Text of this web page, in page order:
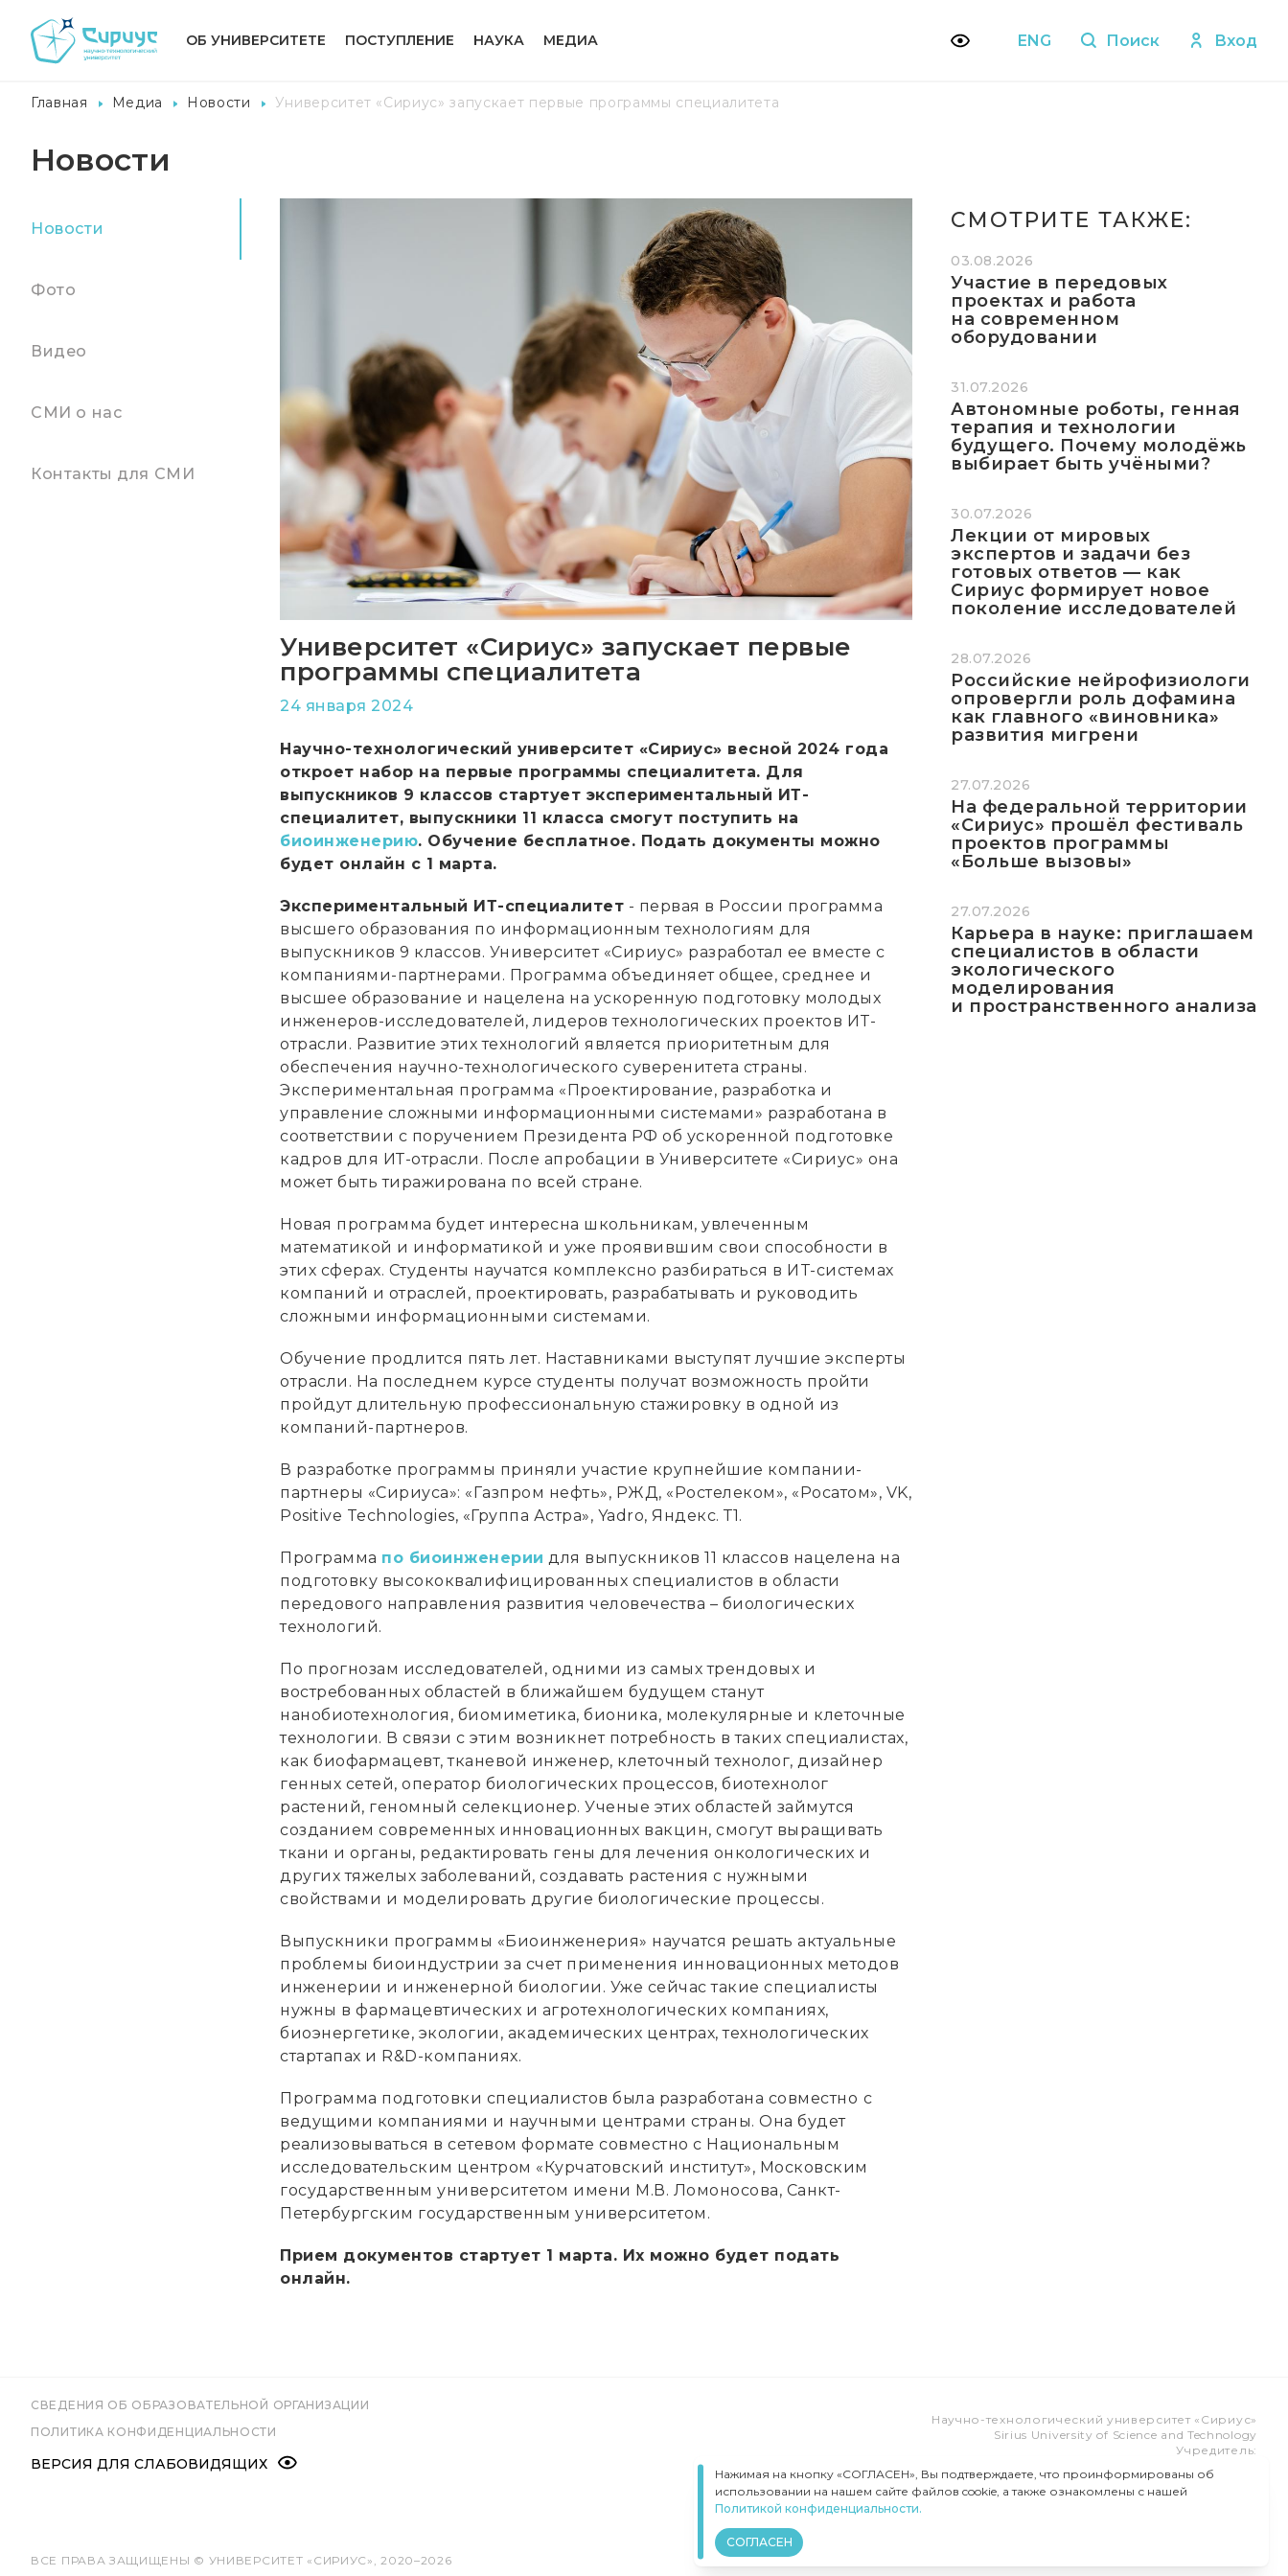
ОБ УНИВЕРСИТЕТЕ ПОСТУПЛЕНИЕ НАУКА МЕДИА ENG Поиск Вход
Главная Медиа Новости Университет «Сириус» запускает первые программы специалитета
Новости
Новости
Фото
Видео
СМИ о нас
Контакты для СМИ
Университет «Сириус» запускает первые
программы специалитета
24 января 2024
Научно-технологический университет «Сириус» весной 2024 года
откроет набор на первые программы специалитета. Для
выпускников 9 классов стартует экспериментальный ИТ-
специалитет, выпускники 11 класса смогут поступить на
биоинженерию. Обучение бесплатное. Подать документы можно
будет онлайн с 1 марта.
Экспериментальный ИТ-специалитет - первая в России программа
высшего образования по информационным технологиям для
выпускников 9 классов. Университет «Сириус» разработал ее вместе с
компаниями-партнерами. Программа объединяет общее, среднее и
высшее образование и нацелена на ускоренную подготовку молодых
инженеров-исследователей, лидеров технологических проектов ИT-
отрасли. Развитие этих технологий является приоритетным для
обеспечения научно-технологического суверенитета страны.
Экспериментальная программа «Проектирование, разработка и
управление сложными информационными системами» разработана в
соответствии с поручением Президента РФ об ускоренной подготовке
кадров для ИТ-отрасли. После апробации в Университете «Сириус» она
может быть тиражирована по всей стране.
Новая программа будет интересна школьникам, увлеченным
математикой и информатикой и уже проявившим свои способности в
этих сферах. Студенты научатся комплексно разбираться в ИT-системах
компаний и отраслей, проектировать, разрабатывать и руководить
сложными информационными системами.
Обучение продлится пять лет. Наставниками выступят лучшие эксперты
отрасли. На последнем курсе студенты получат возможность пройти
пройдут длительную профессиональную стажировку в одной из
компаний-партнеров.
В разработке программы приняли участие крупнейшие компании-
партнеры «Сириуса»: «Газпром нефть», РЖД, «Ростелеком», «Росатом», VK,
Positive Technologies, «Группа Астра», Yadro, Яндекс. Т1.
Программа по биоинженерии для выпускников 11 классов нацелена на
подготовку высококвалифицированных специалистов в области
передового направления развития человечества – биологических
технологий.
По прогнозам исследователей, одними из самых трендовых и
востребованных областей в ближайшем будущем станут
нанобиотехнология, биомиметика, бионика, молекулярные и клеточные
технологии. В связи с этим возникнет потребность в таких специалистах,
как биофармацевт, тканевой инженер, клеточный технолог, дизайнер
генных сетей, оператор биологических процессов, биотехнолог
растений, геномный селекционер. Ученые этих областей займутся
созданием современных инновационных вакцин, смогут выращивать
ткани и органы, редактировать гены для лечения онкологических и
других тяжелых заболеваний, создавать растения с нужными
свойствами и моделировать другие биологические процессы.
Выпускники программы «Биоинженерия» научатся решать актуальные
проблемы биоиндустрии за счет применения инновационных методов
инженерии и инженерной биологии. Уже сейчас такие специалисты
нужны в фармацевтических и агротехнологических компаниях,
биоэнергетике, экологии, академических центрах, технологических
стартапах и R&D-компаниях.
Программа подготовки специалистов была разработана совместно с
ведущими компаниями и научными центрами страны. Она будет
реализовываться в сетевом формате совместно с Национальным
исследовательским центром «Курчатовский институт», Московским
государственным университетом имени М.В. Ломоносова, Санкт-
Петербургским государственным университетом.
Прием документов стартует 1 марта. Их можно будет подать
онлайн.
СМОТРИТЕ ТАКЖЕ:
03.08.2026
Участие в передовых
проектах и работа
на современном
оборудовании
31.07.2026
Автономные роботы, генная
терапия и технологии
будущего. Почему молодёжь
выбирает быть учёными?
30.07.2026
Лекции от мировых
экспертов и задачи без
готовых ответов — как
Сириус формирует новое
поколение исследователей
28.07.2026
Российские нейрофизиологи
опровергли роль дофамина
как главного «виновника»
развития мигрени
27.07.2026
На федеральной территории
«Сириус» прошёл фестиваль
проектов программы
«Больше вызовы»
27.07.2026
Карьера в науке: приглашаем
специалистов в области
экологического
моделирования
и пространственного анализа
СВЕДЕНИЯ ОБ ОБРАЗОВАТЕЛЬНОЙ ОРГАНИЗАЦИИ
ПОЛИТИКА КОНФИДЕНЦИАЛЬНОСТИ
ВЕРСИЯ ДЛЯ СЛАБОВИДЯЩИХ
Научно-технологический университет «Сириус»
Sirius University of Science and Technology
Учредитель:
Федеральная территория «Сириус»,
Олимпийский пр-т, 1
ВСЕ ПРАВА ЗАЩИЩЕНЫ © УНИВЕРСИТЕТ «СИРИУС», 2020–2026
Нажимая на кнопку «СОГЛАСЕН», Вы подтверждаете, что проинформированы об
использовании на нашем сайте файлов cookie, а также ознакомлены с нашей
Политикой конфиденциальности.
СОГЛАСЕН